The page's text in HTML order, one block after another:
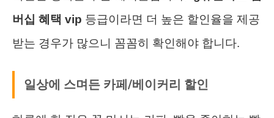
버십 혜택 vip 등급이라면 더 높은 할인율을 제공
받는 경우가 많으니 꼼꼼히 확인해야 합니다.
일상에 스며든 카페/베이커리 할인